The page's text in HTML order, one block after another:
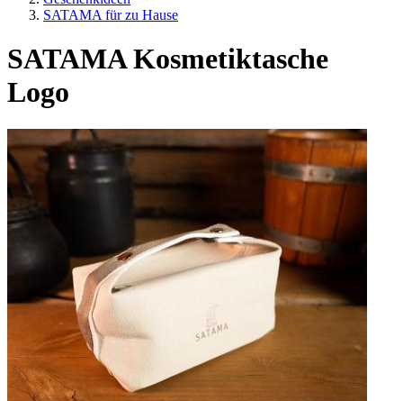
SATAMA für zu Hause
SATAMA Kosmetiktasche
Logo